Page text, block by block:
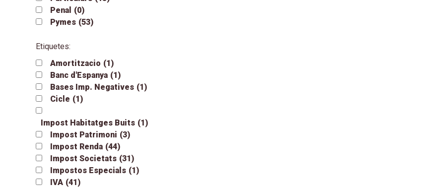
Penal (0)
Pymes (53)
Etiquetes:
Amortitzacio (1)
Banc d'Espanya (1)
Bases Imp. Negatives (1)
Cicle (1)
Impost Habitatges Buits (1)
Impost Patrimoni (3)
Impost Renda (44)
Impost Societats (31)
Impostos Especials (1)
IVA (41)